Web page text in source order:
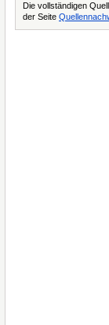
Die vollständigen
der Seite